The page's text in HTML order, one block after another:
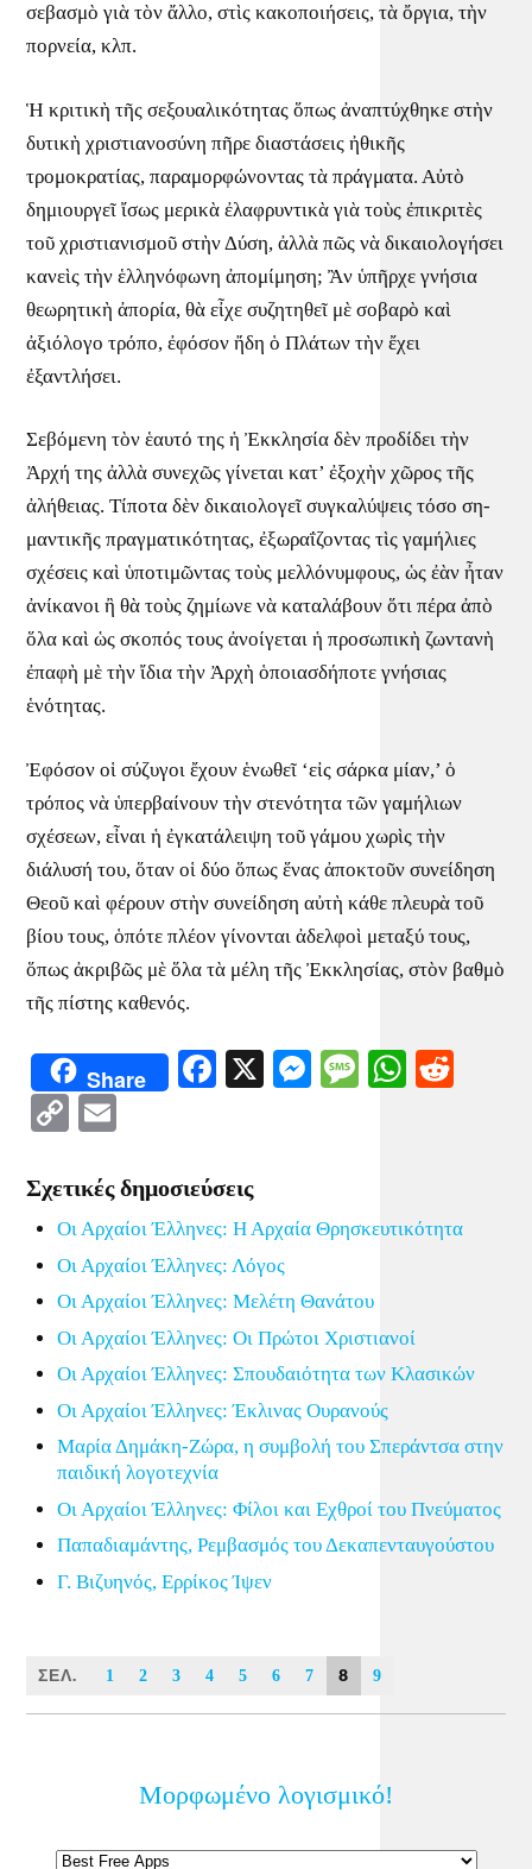
σεβασμὸ γιὰ τὸν ἄλλο, στὶς κακοποιήσεις, τὰ ὄργια, τὴν
πορνεία, κλπ.
Ἡ κριτικὴ τῆς σεξουαλικότητας ὅπως ἀναπτύχθηκε στὴν
δυτικὴ χριστιανοσύνη πῆρε διαστάσεις ἠθικῆς
τρομοκρατίας, παραμορφώνοντας τὰ πράγματα. Αὐτὸ
δημιουργεῖ ἴσως μερικὰ ἐλαφρυντικὰ γιὰ τοὺς ἐπικριτὲς
τοῦ χριστιανισμοῦ στὴν Δύση, ἀλλὰ πῶς νὰ δικαιολογήσει
κανεὶς τὴν ἑλληνόφωνη ἀπομίμηση; Ἂν ὑπῆρχε γνήσια
θεωρητικὴ ἀπορία, θὰ εἶχε συζητηθεῖ μὲ σοβαρὸ καὶ
ἀξιόλογο τρόπο, ἐφόσον ἤδη ὁ Πλάτων τὴν ἔχει
ἐξαντλήσει.
Σεβόμενη τὸν ἑαυτό της ἡ Ἐκκλησία δὲν προδίδει τὴν
Ἀρχή της ἀλλὰ συνεχῶς γίνεται κατ’ ἐξοχὴν χῶρος τῆς
ἀλήθειας. Τίποτα δὲν δικαιολογεῖ συγκαλύψεις τόσο ση­
μαντικῆς πραγματικότητας, ἐξωραΐζοντας τὶς γαμήλιες
σχέσεις καὶ ὑποτιμῶντας τοὺς μελλόνυμφους, ὡς ἐὰν ἦταν
ἀνίκανοι ἢ θὰ τοὺς ζημίωνε νὰ καταλάβουν ὅτι πέρα ἀπὸ
ὅλα καὶ ὡς σκοπός τους ἀνοίγεται ἡ προσωπικὴ ζωντανὴ
ἐπαφὴ μὲ τὴν ἴδια τὴν Ἀρχὴ ὁποιασδήποτε γνήσιας
ἑνότητας.
Ἐφόσον οἱ σύζυγοι ἔχουν ἑνωθεῖ ‘εἰς σάρκα μίαν,’ ὁ
τρόπος νὰ ὑπερβαίνουν τὴν στενότητα τῶν γαμήλιων
σχέσεων, εἶναι ἡ ἐγκατάλειψη τοῦ γάμου χωρὶς τὴν
διάλυσή του, ὅταν οἱ δύο ὅπως ἕνας ἀποκτοῦν συνείδηση
Θεοῦ καὶ φέρουν στὴν συνείδηση αὐτὴ κάθε πλευρὰ τοῦ
βίου τους, ὁπότε πλέον γίνονται ἀδελφοὶ μεταξύ τους,
ὅπως ἀκριβῶς μὲ ὅλα τὰ μέλη τῆς Ἐκκλησίας, στὸν βαθμὸ
τῆς πίστης καθενός.
Share Facebook
X Messenger
Message
Copy
Σχετικές δημοσιεύσεις
Οι Αρχαίοι Έλληνες: Η Αρχαία Θρησκευτικότητα
Οι Αρχαίοι Έλληνες: Λόγος
Οι Αρχαίοι Έλληνες: Μελέτη Θανάτου
Οι Αρχαίοι Έλληνες: Οι Πρώτοι Χριστιανοί
Οι Αρχαίοι Έλληνες: Σπουδαιότητα των Κλασικών
Οι Αρχαίοι Έλληνες: Έκλινας Ουρανούς
Μαρία Δημάκη-Ζώρα, η συμβολή του Σπεράντσα στην
παιδική λογοτεχνία
Οι Αρχαίοι Έλληνες: Φίλοι και Εχθροί του Πνεύματος
Παπαδιαμάντης, Ρεμβασμός του Δεκαπενταυγούστου
Γ. Βιζυηνός, Ερρίκος Ίψεν
ΣΕΛ. 1 2 3 4 5 6 7 8 9
Μορφωμένο λογισμικό!